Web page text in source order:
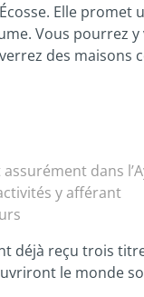
Elle promet
Vous pourrez
des maisons
dans
y afférant
déjà reçu trois
le monde